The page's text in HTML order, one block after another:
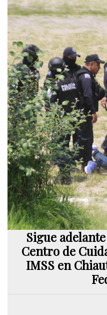
Sigue
Centro de
IMSS en